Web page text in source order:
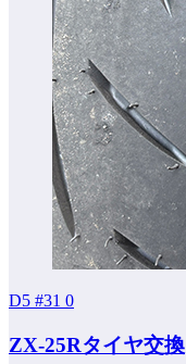
D5 #31 0
ZX-25Rタイヤ交換